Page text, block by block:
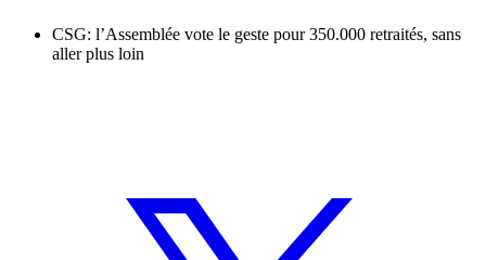
CSG: l’Assemblée vote le geste pour 350.000 retraités, sans
aller plus loin